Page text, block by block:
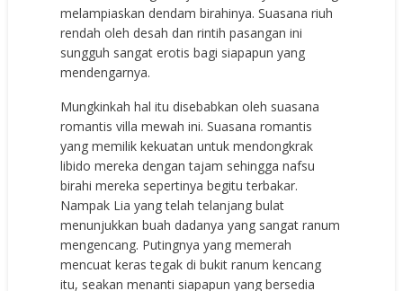
melampiaskan dendam birahinya. Suasana riuh
rendah oleh desah dan rintih pasangan ini
sungguh sangat erotis bagi siapapun yang
mendengarnya.
Mungkinkah hal itu disebabkan oleh suasana
romantis villa mewah ini. Suasana romantis
yang memilik kekuatan untuk mendongkrak
libido mereka dengan tajam sehingga nafsu
birahi mereka sepertinya begitu terbakar.
Nampak Lia yang telah telanjang bulat
menunjukkan buah dadanya yang sangat ranum
mengencang. Putingnya yang memerah
mencuat keras tegak di bukit ranum kencang
itu, seakan menanti siapapun yang bersedia